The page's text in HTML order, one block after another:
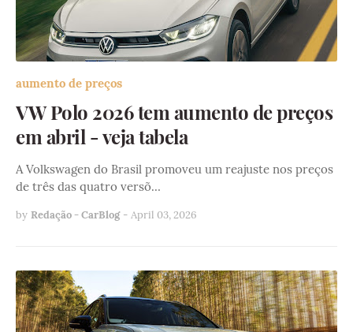
aumento de preços
VW Polo 2026 tem aumento de preços
em abril - veja tabela
A Volkswagen do Brasil promoveu um reajuste nos preços
de três das quatro versõ…
by Redação - CarBlog - April 03, 2026